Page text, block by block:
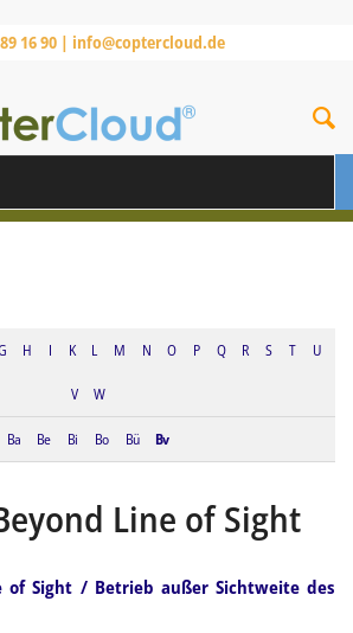
16 90 | info@coptercloud.de
H I K L M N O P Q R S T U
V W
Ba Be Bi Bo Bü Bv
Line of Sight
of Sight / Betrieb außer Sichtweite des